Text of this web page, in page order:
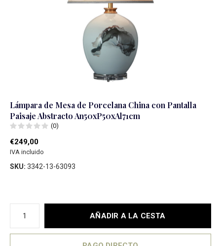
Lámpara de Mesa de Porcelana China con Pantalla
Paisaje Abstracto An50xP50xAl71cm
(0)
€249,00
IVA incluido
SKU: 3342-13-63093
AÑADIR A LA CESTA